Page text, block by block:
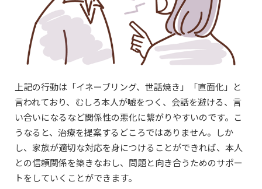
上記の行動は「イネーブリング、世話焼き」「直面化」と
言われており、むしろ本人が嘘をつく、会話を避ける、言
い合いになるなど関係性の悪化に繋がりやすいのです。こ
うなると、治療を提案するどころではありません。しか
し、家族が適切な対応を身につけることができれば、本人
との信頼関係を築きなおし、問題と向き合うためのサポー
トをしていくことができます。